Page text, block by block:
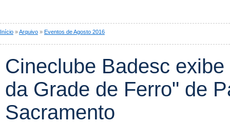
Início »Arquivo » Eventos de Agosto 2016
Cineclube Badesc
da Grade de Ferro" de
Sacramento